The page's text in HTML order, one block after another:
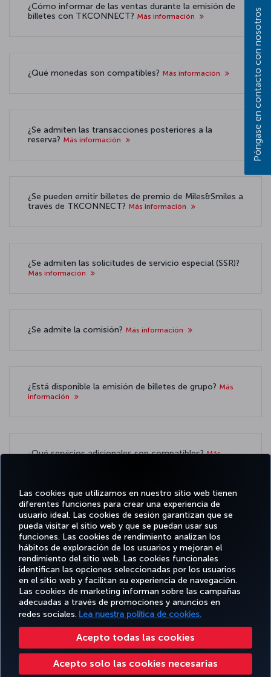
Las cookies que utilizamos en nuestro sitio web tienen
diferentes funciones para crear una experiencia de
usuario ideal. Las cookies de sesión garantizan que se
pueda visitar el sitio web y que se puedan usar sus
funciones. Las cookies de rendimiento analizan los
hábitos de exploración de los usuarios y mejoran el
rendimiento del sitio web. Las cookies funcionales
identifican las opciones seleccionadas por los usuarios
en el sitio web y facilitan su experiencia de navegación.
Las cookies de marketing informan sobre las campañas
adecuadas a través de promociones y anuncios en
redes sociales. Lea nuestra política de cookies.
Acepto todas las cookies
Acepto solo las cookies necesarias
¿Cómo informar de las ventas durante la emisión de
billetes con TKCONNECT? Más información
¿Qué monedas son compatibles? Más información
¿Se admiten las transacciones posteriores a la
reserva? Más información
¿Se pueden emitir billetes de premio de Miles&Smiles a
través de TKCONNECT? Más información
¿Se admiten las solicitudes de servicio especial (SSR)?
Más información
¿Se admite la comisión? Más información
¿Está disponible la emisión de billetes de grupo? Más
información
¿Qué servicios adicionales son compatibles?Más
Facebook
TwitterInstagram
YouTubeLinkedIn
TikTokBlog Pinterest
RESERVE Y
GESTIONE
DISFRUTE
DE
OFERTAS
Y
DESTINOS
AYUDA MILES&SMILES
Cambiar la configuración de cookies Programa de atención al cliente DOT de EE. UU.
Derechos de los interesados de la UE
Póngase en contacto con nosotros